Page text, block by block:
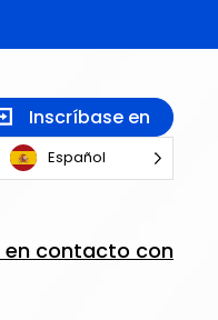
Inscríbase en
Español
en contacto con